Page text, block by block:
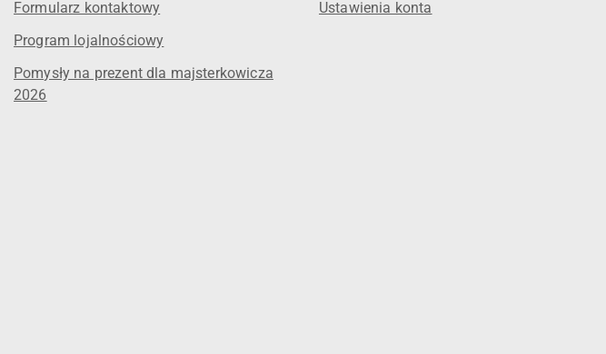
Formularz kontaktowy
Program lojalnościowy
Pomysły na prezent dla majsterkowicza
2026
Ustawienia konta